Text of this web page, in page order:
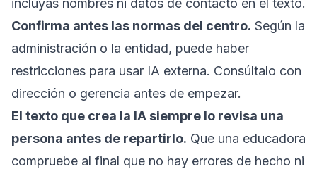
incluyas nombres ni datos de contacto en el texto.
Confirma antes las normas del centro. Según la
administración o la entidad, puede haber
restricciones para usar IA externa. Consúltalo con
dirección o gerencia antes de empezar.
El texto que crea la IA siempre lo revisa una
persona antes de repartirlo. Que una educadora
compruebe al final que no hay errores de hecho ni